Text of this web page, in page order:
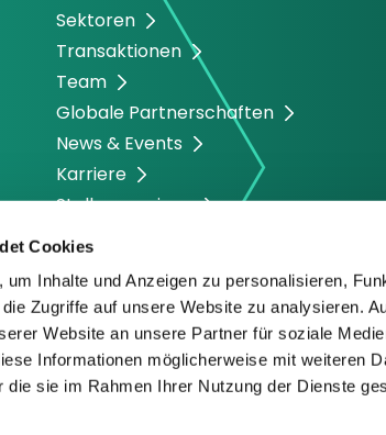
Cookies
Inhalte und Anzeigen zu personalisieren,
Zugriffe auf unsere Website zu analysieren.
Website an unsere Partner für soziale
Informationen möglicherweise mit weiteren
die sie im Rahmen Ihrer Nutzung der Dienste
Sektoren
Transaktionen
Team
Globale Partnerschaften
News & Events
Karriere
Stellenanzeigen